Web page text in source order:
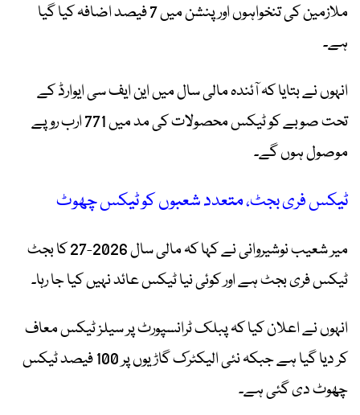
ملازمین کی تنخواہوں اور پنشن میں 7 فیصد اضافہ کیا گیا
ہے۔
انہوں نے بتایا کہ آئندہ مالی سال میں این ایف سی ایوارڈ کے
تحت صوبے کو ٹیکس محصولات کی مد میں 771 ارب روپے
موصول ہوں گے۔
ٹیکس فری بجٹ، متعدد شعبوں کو ٹیکس چھوٹ
میر شعیب نوشیروانی نے کہا کہ مالی سال 2026-27 کا بجٹ
ٹیکس فری بجٹ ہے اور کوئی نیا ٹیکس عائد نہیں کیا جا رہا۔
انہوں نے اعلان کیا کہ پبلک ٹرانسپورٹ پر سیلز ٹیکس معاف
کر دیا گیا ہے جبکہ نئی الیکٹرک گاڑیوں پر 100 فیصد ٹیکس
چھوٹ دی گئی ہے۔